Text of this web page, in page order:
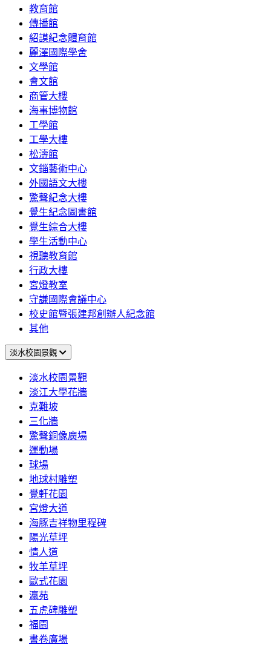
教育館
傳播館
紹謨紀念體育館
麗澤國際學舍
文學館
會文館
商管大樓
海事博物館
工學館
工學大樓
松濤館
文錙藝術中心
外國語文大樓
驚聲紀念大樓
覺生紀念圖書館
覺生綜合大樓
學生活動中心
視聽教育館
行政大樓
宮燈教室
守謙國際會議中心
校史館暨張建邦創辦人紀念館
其他
淡水校園景觀
淡水校園景觀
淡江大學花牆
克難坡
三化牆
驚聲銅像廣場
運動場
球場
地球村雕塑
覺軒花園
宮燈大道
海豚吉祥物里程碑
陽光草坪
情人道
牧羊草坪
歐式花園
瀛苑
五虎碑雕塑
福園
書卷廣場